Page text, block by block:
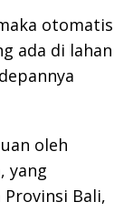
otomatis
ada di lahan
oleh
yang
Bali,